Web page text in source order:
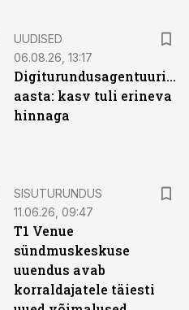
UUDISED
06.08.26, 13:17
Digiturundusagentuuride
aasta: kasv tuli erineva
hinnaga
SISUTURUNDUS
11.06.26, 09:47
T1 Venue
sündmuskeskuse
uuendus avab
korraldajatele täiesti